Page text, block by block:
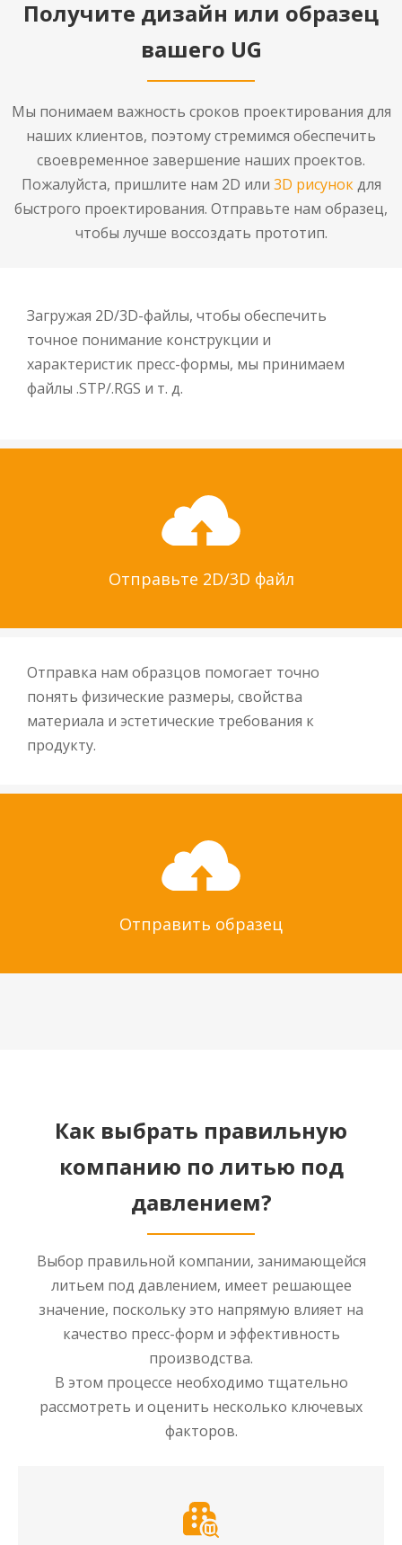
Получите дизайн или образец
вашего UG
Мы понимаем важность сроков проектирования для
наших клиентов, поэтому стремимся обеспечить
своевременное завершение наших проектов.
Пожалуйста, пришлите нам 2D или 3D рисунокдля
быстрого проектирования. Отправьте нам образец,
чтобы лучше воссоздать прототип.
Загружая 2D/3D-файлы, чтобы обеспечить
точное понимание конструкции и
характеристик пресс-формы, мы принимаем
файлы .STP/.RGS и т. д.
Отправьте 2D/3D файл
Отправка нам образцов помогает точно
понять физические размеры, свойства
материала и эстетические требования к
продукту.
Отправить образец
Как выбрать правильную
компанию по литью под
давлением?
Выбор правильной компании, занимающейся
литьем под давлением, имеет решающее
значение, поскольку это напрямую влияет на
качество пресс-форм и эффективность
производства.
В этом процессе необходимо тщательно
рассмотреть и оценить несколько ключевых
факторов.